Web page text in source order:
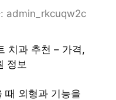
admin_rkcuqw2c
치과 추천 – 가격,
정보
때 외형과 기능을